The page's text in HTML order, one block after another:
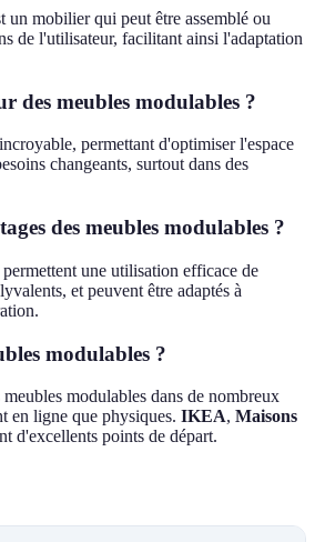
un mobilier qui peut être assemblé ou
de l'utilisateur, facilitant ainsi l'adaptation
des meubles modulables ?
permettant d'optimiser l'espace
changeants, surtout dans des
des meubles modulables ?
une utilisation efficace de
et peuvent être adaptés à
modulables ?
modulables dans de nombreux
en ligne que physiques. IKEA, Maisons
d'excellents points de départ.